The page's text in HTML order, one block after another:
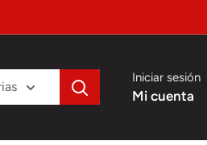
Iniciar sesión
Mi cuenta